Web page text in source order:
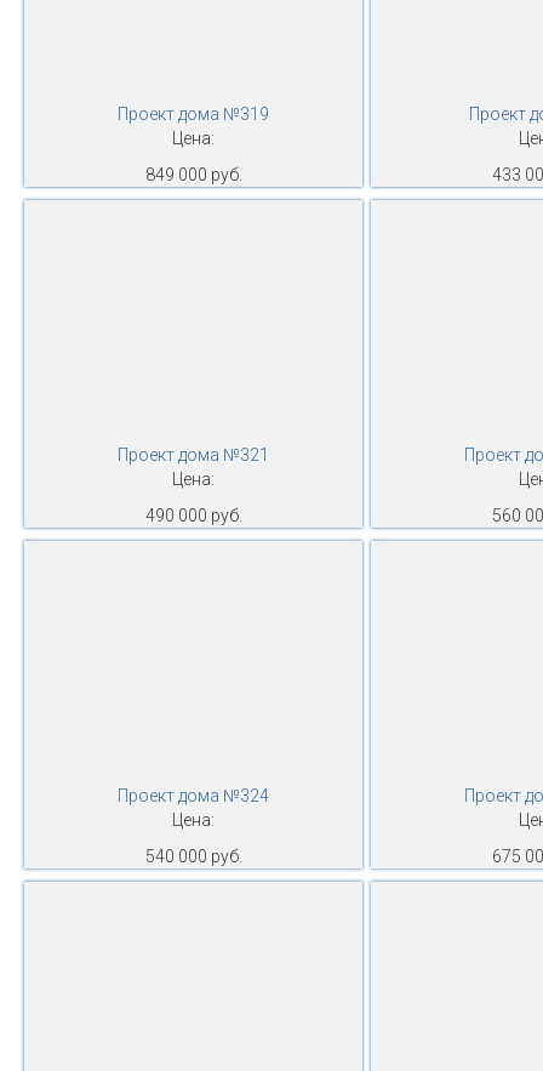
Проект дома №319
Цена:
849 000 руб.
Проект
433
Проект дома №321
Цена:
490 000 руб.
Проект
560
Проект дома №324
Цена:
540 000 руб.
Проект
675